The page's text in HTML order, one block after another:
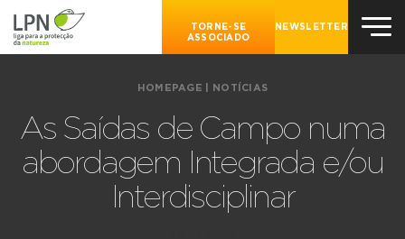
TORNE-SE
ASSOCIADO
NEWSLETTER
HOMEPAGE NOTÍCIAS
As Saídas de Campo numa
abordagem Integrada e/ou
Interdisciplinar